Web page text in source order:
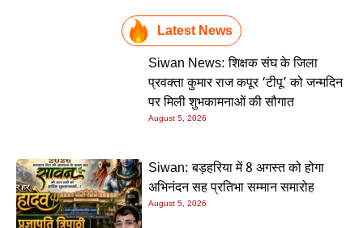
Latest News
Siwan News: शिक्षक संघ के जिला
प्रवक्ता कुमार राज कपूर ‘टीपू’ को जन्मदिन
पर मिली शुभकामनाओं की सौगात
August 5, 2026
Siwan: बड़हरिया में 8 अगस्त को होगा
अभिनंदन सह प्रतिभा सम्मान समारोह
August 5, 2026